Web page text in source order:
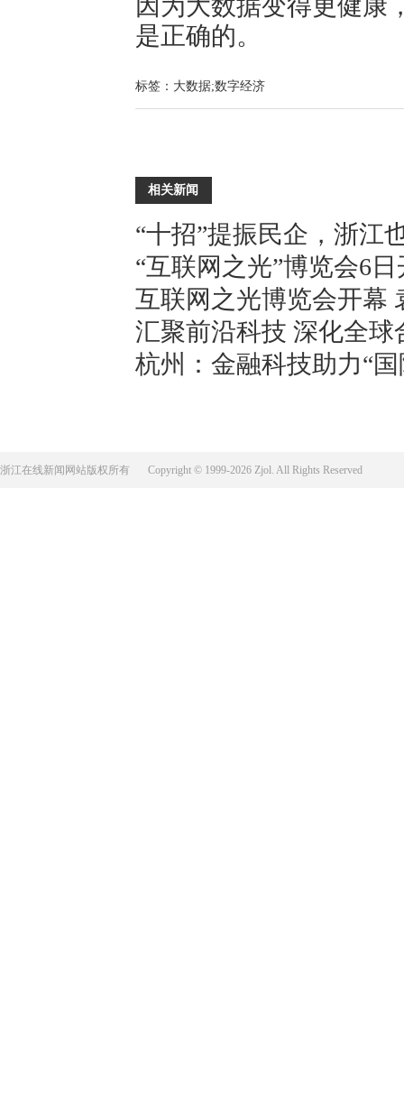
因为大数据变得更健康
是正确的。
标签： 大数据;数字经济
相关新闻
“十招”提振民企，浙江
“互联网之光”博览会6
互联网之光博览会开幕
汇聚前沿科技 深化全球
杭州：金融科技助力“
浙江在线新闻网站版权所有 Copyright © 1999-2026 Zjol. All Rights Reserved